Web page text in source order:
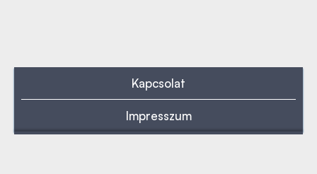
Kapcsolat
Impresszum